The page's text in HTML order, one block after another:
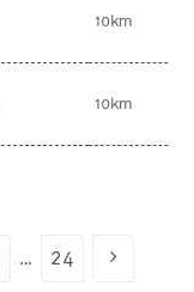
10km
10km
… 24